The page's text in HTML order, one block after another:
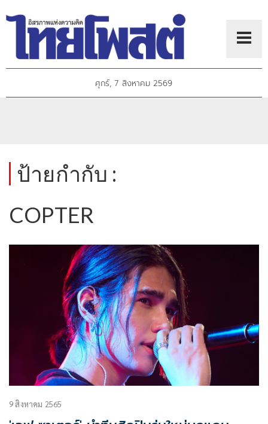
ศุกร์, 7 สิงหาคม 2569
ป้ายกำกับ :
COPTER
9 สิงหาคม 2565